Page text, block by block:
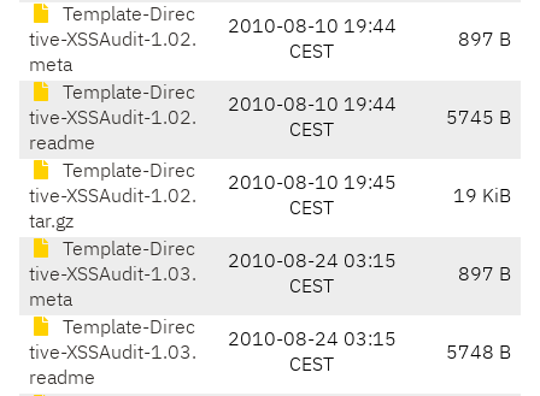
Template-Direc
tive-XSSAudit-1.02.
meta
2010-08-10 19:44
CEST
897 B
Template-Direc
tive-XSSAudit-1.02.
readme
2010-08-10 19:44
CEST
5745 B
Template-Direc
tive-XSSAudit-1.02.
tar.gz
2010-08-10 19:45
CEST
19 KiB
Template-Direc
tive-XSSAudit-1.03.
meta
2010-08-24 03:15
CEST
897 B
Template-Direc
tive-XSSAudit-1.03.
readme
2010-08-24 03:15
CEST
5748 B